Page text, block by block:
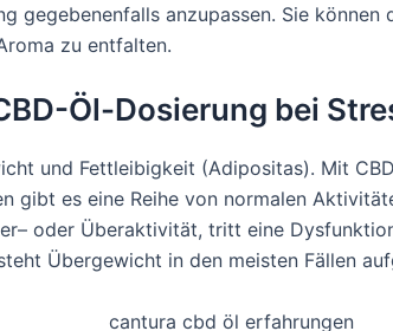
gegebenenfalls anzupassen. Sie
zu entfalten.
Öl-Dosierung bei
und Fettleibigkeit (Adipositas). Mit
gibt es eine Reihe von normalen
oder Überaktivität, tritt eine
Übergewicht in den meisten Fällen